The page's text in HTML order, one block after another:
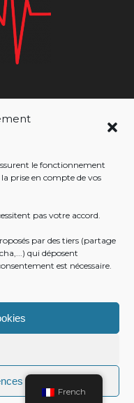
le fonctionnement
prise en compte de vos
pas votre accord.
par des tiers (partage
qui déposent
est nécessaire.
French